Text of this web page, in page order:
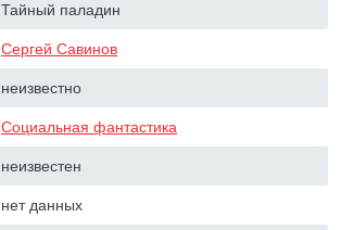
Тайный паладин
Сергей Савинов
неизвестно
Социальная фантастика
неизвестен
нет данных